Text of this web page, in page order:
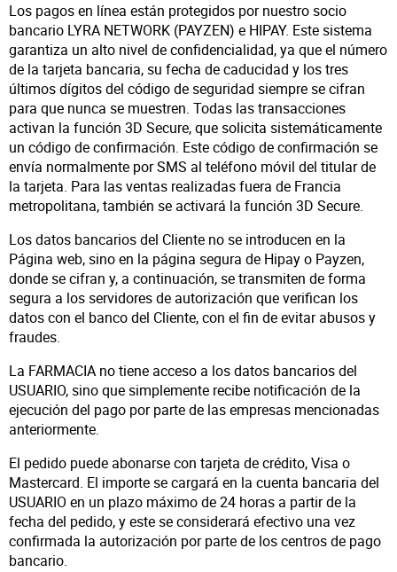
Los pagos en línea están protegidos por nuestro socio
bancario LYRA NETWORK (PAYZEN) e HIPAY. Este sistema
garantiza un alto nivel de confidencialidad, ya que el número
de la tarjeta bancaria, su fecha de caducidad y los tres
últimos dígitos del código de seguridad siempre se cifran
para que nunca se muestren. Todas las transacciones
activan la función 3D Secure, que solicita sistemáticamente
un código de confirmación. Este código de confirmación se
envía normalmente por SMS al teléfono móvil del titular de
la tarjeta. Para las ventas realizadas fuera de Francia
metropolitana, también se activará la función 3D Secure.
Los datos bancarios del Cliente no se introducen en la
Página web, sino en la página segura de Hipay o Payzen,
donde se cifran y, a continuación, se transmiten de forma
segura a los servidores de autorización que verifican los
datos con el banco del Cliente, con el fin de evitar abusos y
fraudes.
La FARMACIA no tiene acceso a los datos bancarios del
USUARIO, sino que simplemente recibe notificación de la
ejecución del pago por parte de las empresas mencionadas
anteriormente.
El pedido puede abonarse con tarjeta de crédito, Visa o
Mastercard. El importe se cargará en la cuenta bancaria del
USUARIO en un plazo máximo de 24 horas a partir de la
fecha del pedido, y este se considerará efectivo una vez
confirmada la autorización por parte de los centros de pago
bancario.